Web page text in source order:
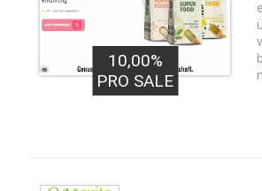
10,00%
PRO SALE